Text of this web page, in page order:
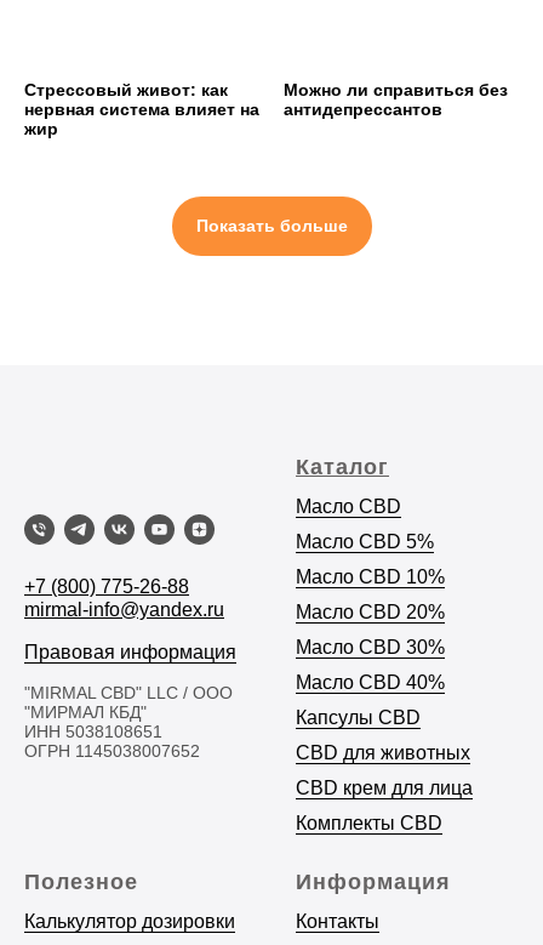
Стрессовый живот: как
нервная система влияет на
жир
Можно ли справиться без
антидепрессантов
Показать больше
+7 (800) 775-26-88
mirmal-info@yandex.ru
Правовая информация
"MIRMAL CBD" LLC / ООО
"МИРМАЛ КБД"
ИНН 5038108651
ОГРН 1145038007652
Каталог
Масло CBD
Масло CBD 5%
Масло CBD 10%
Масло CBD 20%
Масло CBD 30%
Масло CBD 40%
Капсулы CBD
CBD для животных
CBD крем для лица
Комплекты CBD
Полезное
Калькулятор дозировки
Информация
Контакты